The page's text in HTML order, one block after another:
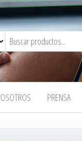
PRENSA